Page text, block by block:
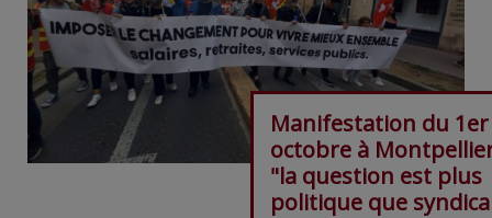
Manifestation du 1er
octobre à
"la question est plus
politique que